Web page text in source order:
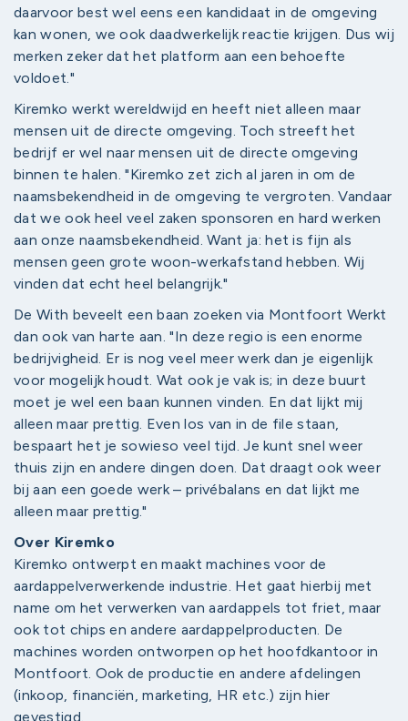
daarvoor best wel eens een kandidaat in de omgeving
kan wonen, we ook daadwerkelijk reactie krijgen. Dus wij
merken zeker dat het platform aan een behoefte
voldoet."
Kiremko werkt wereldwijd en heeft niet alleen maar
mensen uit de directe omgeving. Toch streeft het
bedrijf er wel naar mensen uit de directe omgeving
binnen te halen. "Kiremko zet zich al jaren in om de
naamsbekendheid in de omgeving te vergroten. Vandaar
dat we ook heel veel zaken sponsoren en hard werken
aan onze naamsbekendheid. Want ja: het is fijn als
mensen geen grote woon-werkafstand hebben. Wij
vinden dat echt heel belangrijk."
De With beveelt een baan zoeken via Montfoort Werkt
dan ook van harte aan. "In deze regio is een enorme
bedrijvigheid. Er is nog veel meer werk dan je eigenlijk
voor mogelijk houdt. Wat ook je vak is; in deze buurt
moet je wel een baan kunnen vinden. En dat lijkt mij
alleen maar prettig. Even los van in de file staan,
bespaart het je sowieso veel tijd. Je kunt snel weer
thuis zijn en andere dingen doen. Dat draagt ook weer
bij aan een goede werk – privébalans en dat lijkt me
alleen maar prettig."
Over Kiremko
Kiremko ontwerpt en maakt machines voor de
aardappelverwerkende industrie. Het gaat hierbij met
name om het verwerken van aardappels tot friet, maar
ook tot chips en andere aardappelproducten. De
machines worden ontworpen op het hoofdkantoor in
Montfoort. Ook de productie en andere afdelingen
(inkoop, financiën, marketing, HR etc.) zijn hier
gevestigd.